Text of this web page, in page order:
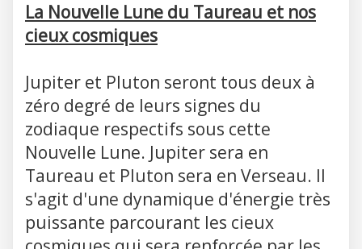
La Nouvelle Lune du Taureau et nos
cieux cosmiques
Jupiter et Pluton seront tous deux à
zéro degré de leurs signes du
zodiaque respectifs sous cette
Nouvelle Lune. Jupiter sera en
Taureau et Pluton sera en Verseau. Il
s'agit d'une dynamique d'énergie très
puissante parcourant les cieux